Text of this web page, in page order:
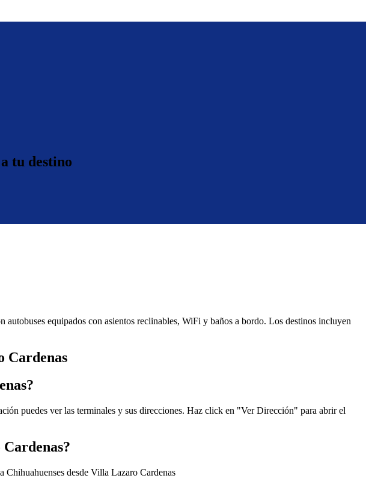
tu destino
equipados con asientos reclinables, WiFi y baños a bordo. Los destinos incluyen
Cardenas
puedes ver las terminales y sus direcciones. Haz click en "Ver Dirección" para abrir el
Chihuahuenses desde Villa Lazaro Cardenas